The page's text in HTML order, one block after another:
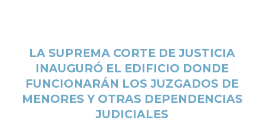
LA SUPREMA CORTE DE JUSTICIA
INAUGURÓ EL EDIFICIO DONDE
FUNCIONARÁN LOS JUZGADOS DE
MENORES Y OTRAS DEPENDENCIAS
JUDICIALES